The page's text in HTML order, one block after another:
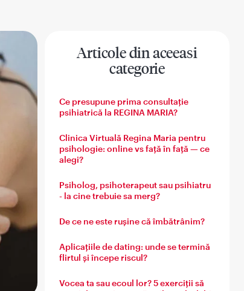
Sanatatea barbatului Sanatatea familiei
Articole din aceeasi
categorie
Ce presupune prima consultație
psihiatrică la REGINA MARIA?
Clinica Virtuală Regina Maria pentru
psihologie: online vs față în față — ce
alegi?
Psiholog, psihoterapeut sau psihiatru
- la cine trebuie sa merg?
De ce ne este rușine că îmbătrânim?
Aplicațiile de dating: unde se termină
flirtul și începe riscul?
Vocea ta sau ecoul lor? 5 exerciții să